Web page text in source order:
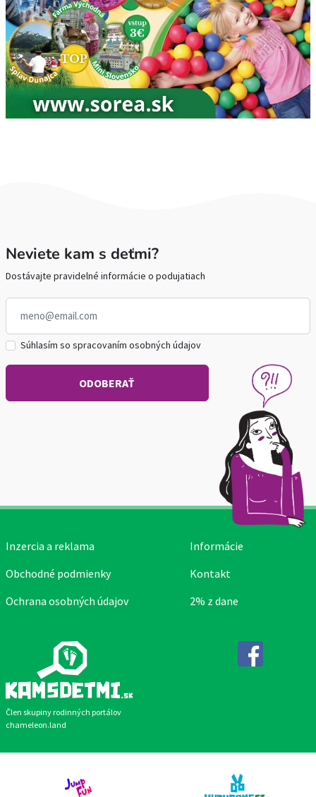
Neviete kam s deťmi?
Dostávajte pravidelné informácie o podujatiach
Súhlasím so spracovaním osobných údajov
Člen skupiny rodinných portálov
chameleon.land
Inzercia a reklama
Obchodné podmienky
Ochrana osobných údajov
Informácie
Kontakt
2% z dane